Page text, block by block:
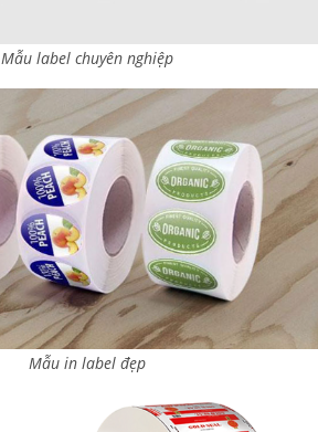
Mẫu label chuyên nghiệp
Mẫu in label đẹp